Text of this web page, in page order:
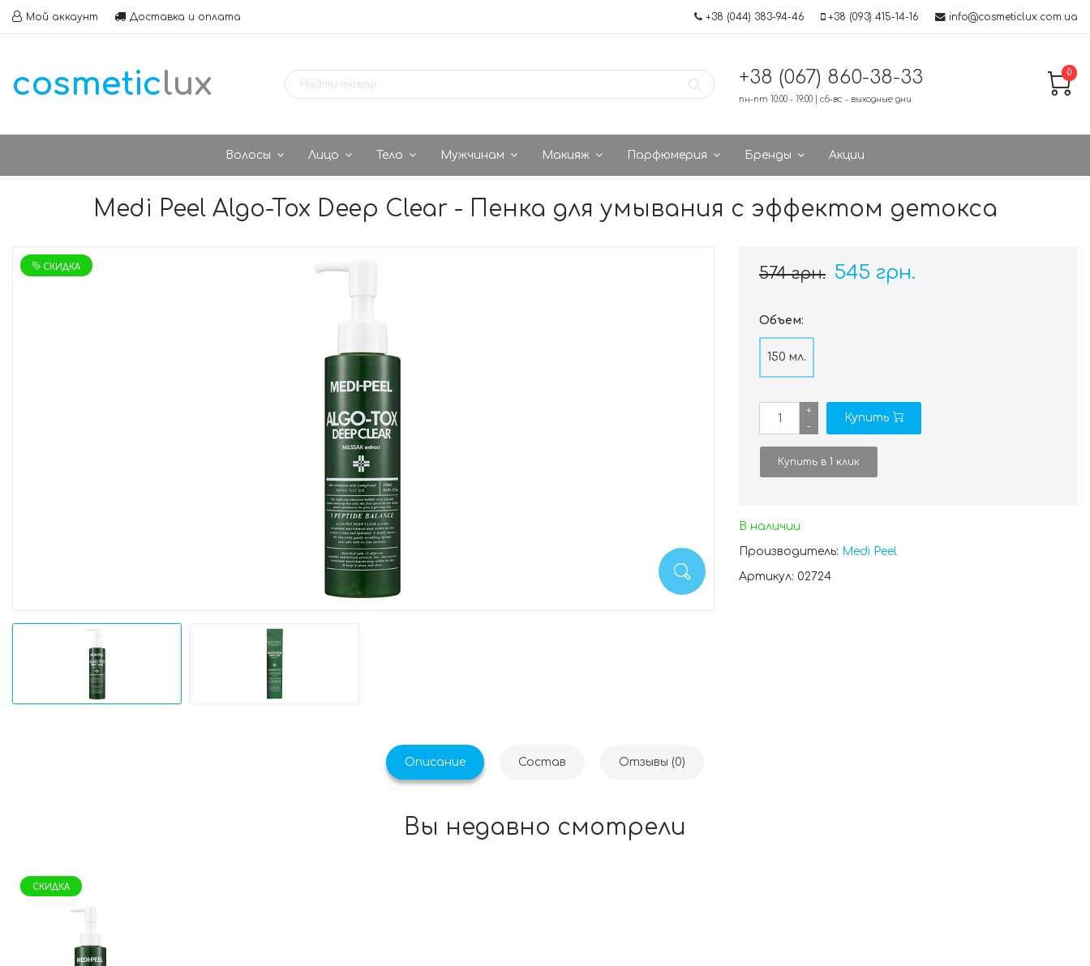
Мой аккаунт Доставка и оплата +38 (044) 383-94-46 +38 (093) 415-14-16 info@cosmeticlux.com.ua
cosmeticlux +38 (067) 860-38-33
пн-пт 10:00 - 19:00 | сб-вс - выходные дни
0
Волосы Лицо Тело Мужчинам Макияж Парфюмерия Бренды Акции
Medi Peel Algo-Tox Deep Clear - Пенка для умывания с эффектом детокса
СКИДКА 574 грн. 545 грн.
Объем:
150 мл.
+
-
Купить
Купить в 1 клик
В наличии
Производитель: Medi Peel
Артикул: 02724
Описание Состав Отзывы (0)
Вы недавно смотрели
СКИДКА